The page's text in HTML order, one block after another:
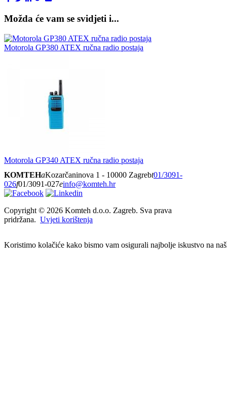
Možda će vam se svidjeti i...
Motorola GP380 ATEX ručna radio postaja
Motorola GP340 ATEX ručna radio postaja
KOMTEHaKozarčaninova 1 - 10000 Zagrebt01/3091-
026f01/3091-027einfo@komteh.hr
Copyright © 2026 Komteh d.o.o. Zagreb. Sva prava
pridržana. Uvjeti korištenja
Koristimo kolačiće kako bismo vam osigurali najbolje iskustvo na